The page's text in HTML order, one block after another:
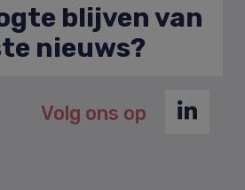
blijven van
nieuws?
Volg ons op